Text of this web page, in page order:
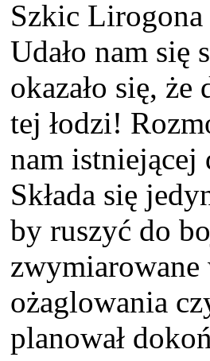
Szkic Lirogona
Udało nam
okazało się,
tej łodzi!
nam istniejącej
Składa się
by ruszyć do
ożaglowania
planował